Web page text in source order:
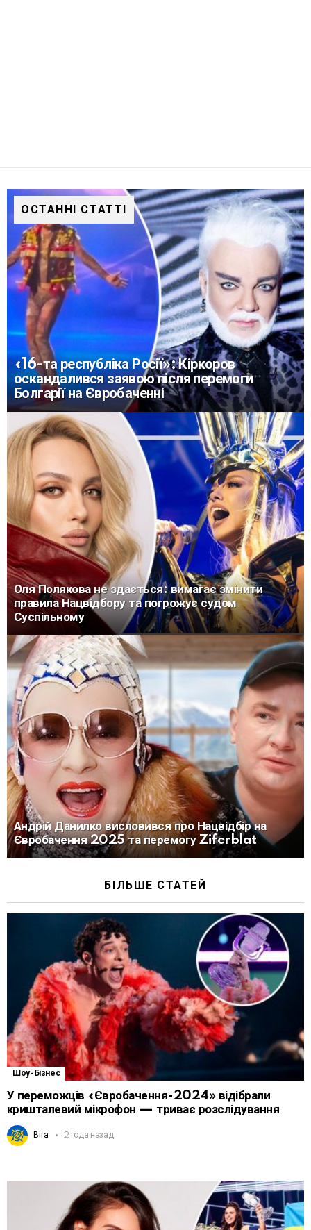
ОСТАННІ СТАТТІ
«16-та республіка Росії»: Кіркоров
оскандалився заявою після перемоги
Болгарії на Євробаченні
Оля Полякова не здається: вимагає змінити
правила Нацвідбору та погрожує судом
Суспільному
Андрій Данилко висловився про Нацвідбір на
Євробачення 2025 та перемогу Ziferblat
БІЛЬШЕ СТАТЕЙ
Шоу-Бізнес
У переможців «Євробачення-2024» відібрали
кришталевий мікрофон — триває розслідування
Віта 2 года назад